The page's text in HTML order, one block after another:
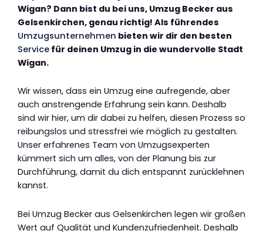
Wigan? Dann bist du bei uns, Umzug Becker aus
Gelsenkirchen, genau richtig! Als führendes
Umzugsunternehmen bieten wir dir den besten
Service für deinen Umzug in die wundervolle Stadt
Wigan.
Wir wissen, dass ein Umzug eine aufregende, aber
auch anstrengende Erfahrung sein kann. Deshalb
sind wir hier, um dir dabei zu helfen, diesen Prozess so
reibungslos und stressfrei wie möglich zu gestalten.
Unser erfahrenes Team von Umzugsexperten
kümmert sich um alles, von der Planung bis zur
Durchführung, damit du dich entspannt zurücklehnen
kannst.
Bei Umzug Becker aus Gelsenkirchen legen wir großen
Wert auf Qualität und Kundenzufriedenheit. Deshalb